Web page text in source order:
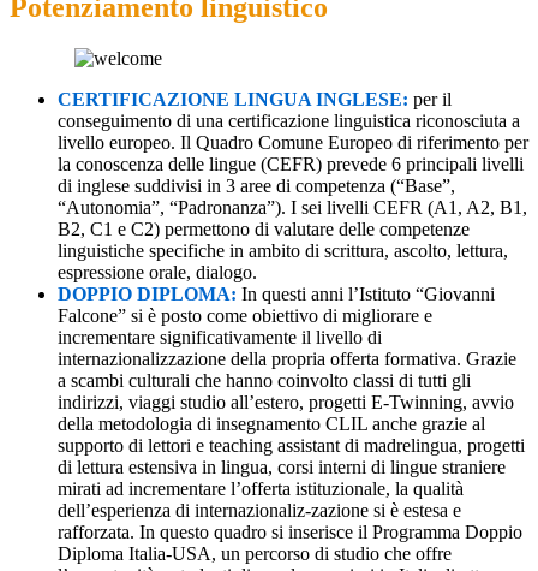
Potenziamento linguistico
CERTIFICAZIONE LINGUA INGLESE: per il
conseguimento di una certificazione linguistica riconosciuta a
livello europeo. Il Quadro Comune Europeo di riferimento per
la conoscenza delle lingue (CEFR) prevede 6 principali livelli
di inglese suddivisi in 3 aree di competenza (“Base”,
“Autonomia”, “Padronanza”). I sei livelli CEFR (A1, A2, B1,
B2, C1 e C2) permettono di valutare delle competenze
linguistiche specifiche in ambito di scrittura, ascolto, lettura,
espressione orale, dialogo.
DOPPIO DIPLOMA: In questi anni l’Istituto “Giovanni
Falcone” si è posto come obiettivo di migliorare e
incrementare significativamente il livello di
internazionalizzazione della propria offerta formativa. Grazie
a scambi culturali che hanno coinvolto classi di tutti gli
indirizzi, viaggi studio all’estero, progetti E‑Twinning, avvio
della metodologia di insegnamento CLIL anche grazie al
supporto di lettori e teaching assistant di madrelingua, progetti
di lettura estensiva in lingua, corsi interni di lingue straniere
mirati ad incrementare l’offerta istituzionale, la qualità
dell’esperienza di internazionaliz-zazione si è estesa e
rafforzata. In questo quadro si inserisce il Programma Doppio
Diploma Italia-USA, un percorso di studio che offre